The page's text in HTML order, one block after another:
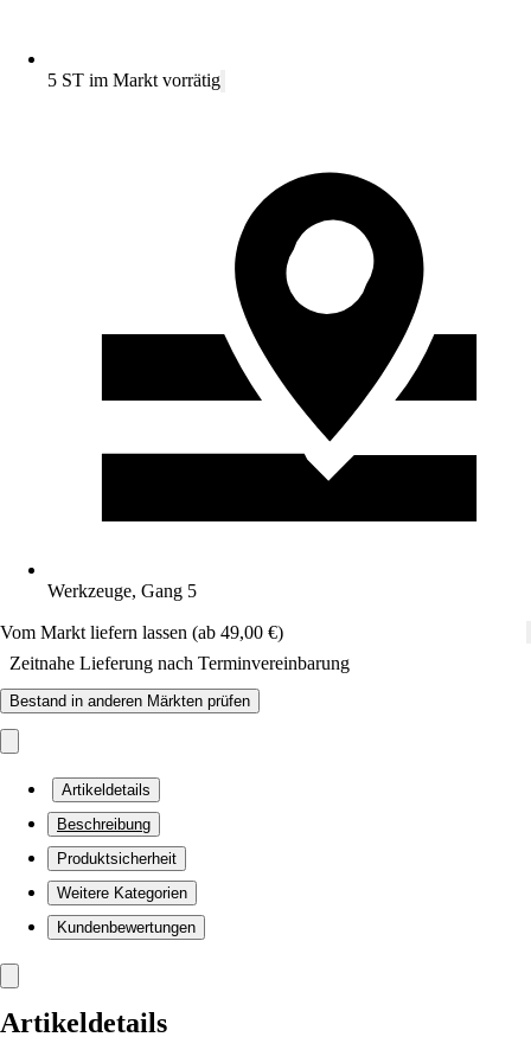
5 ST im Markt vorrätig
Werkzeuge, Gang 5
Vom Markt liefern lassen (ab 49,00 €)
Zeitnahe Lieferung nach Terminvereinbarung
Bestand in anderen Märkten prüfen
Artikeldetails
Beschreibung
Produktsicherheit
Weitere Kategorien
Kundenbewertungen
Artikeldetails